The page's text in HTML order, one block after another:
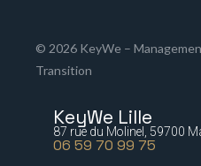
© 2026 KeyWe –
Transition
KeyWe Lille
87 rue du Molinel, 59700
06 59 70 99 75